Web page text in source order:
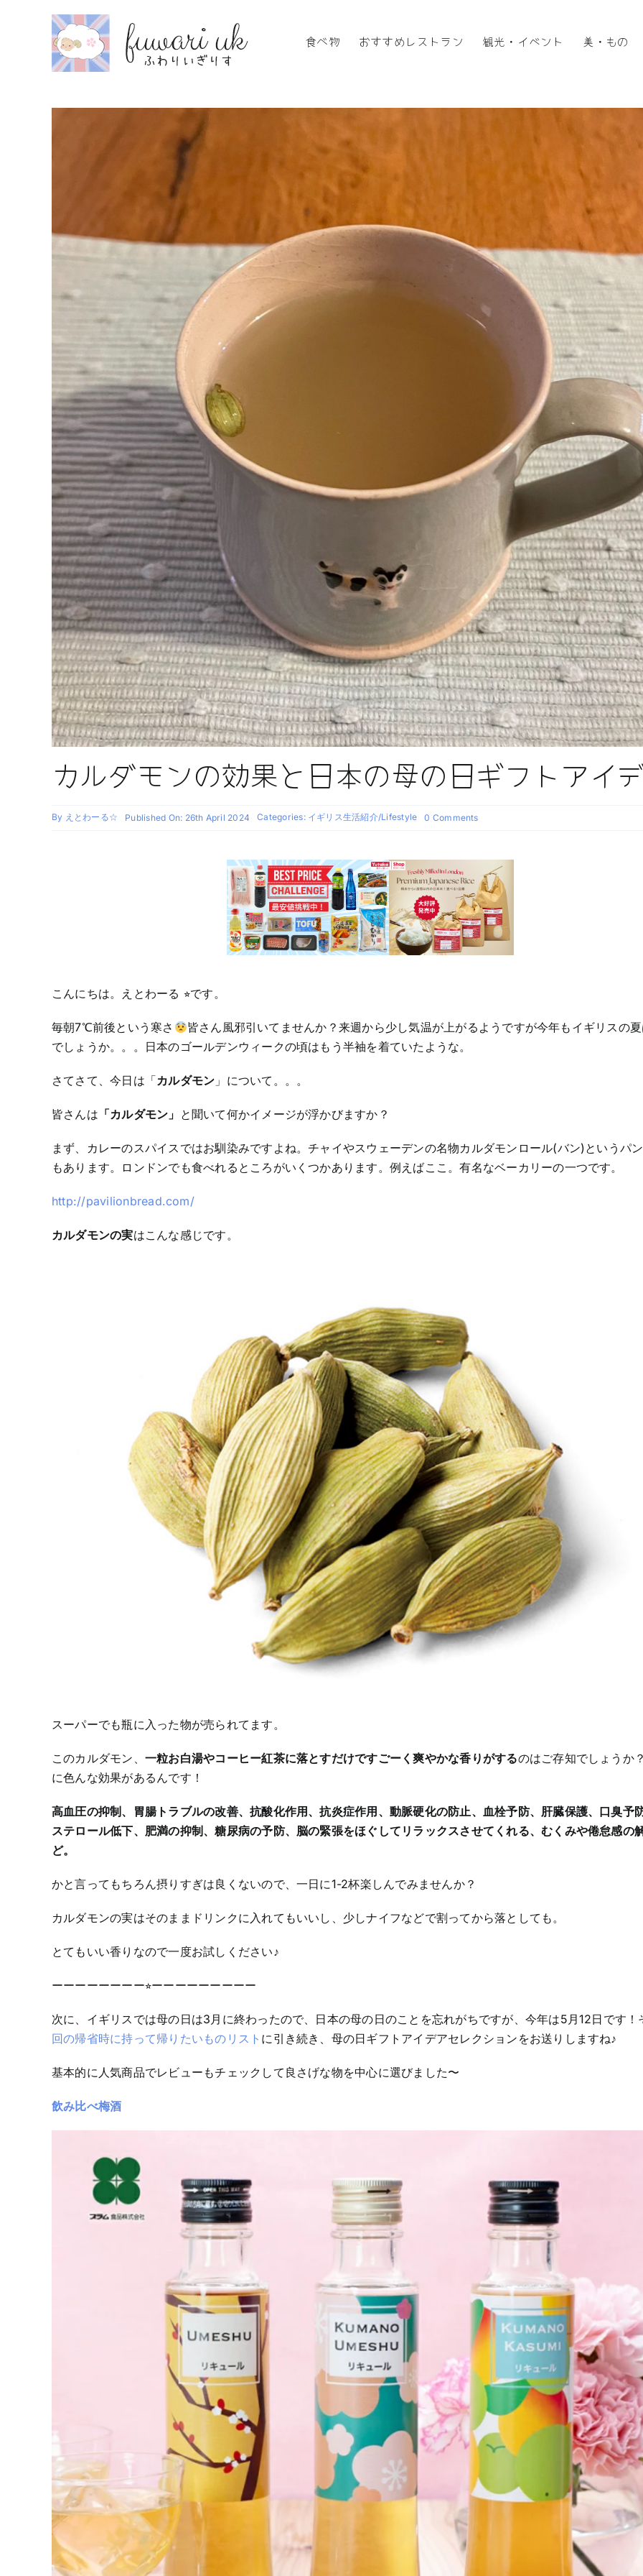
食べ物 おすすめレストラン 観光・イベント 美・もの
カルダモンの効果と日本の母の日ギフトアイ
By えとわーる☆ Published On: 26th April 2024 Categories: イギリス生活紹介/Lifestyle 0 Commentson
ン
の
効
果
と
日
本
フ
ト
こんにちは。えとわーる ⭐︎です。
毎朝7℃前後という寒さ
皆さん風邪引いてませんか？来週から少し気温が上がるようですが今年もイギリスの
でしょうか。。。日本のゴールデンウィークの頃はもう半袖を着ていたような。
さてさて、今日は「カルダモン 」について。。。
皆さんは 「カルダモン」 と聞いて何かイメージが浮かびますか？
まず、カレーのスパイスではお馴染みですよね。チャイやスウェーデンの名物カルダモンロール(バン)というパ
もあります。ロンドンでも食べれるところがいくつかあります。例えばここ。有名なベーカリーの一つです。
http://pavilionbread.com/
カルダモンの実はこんな感じです。
スーパーでも瓶に入った物が売られてます。
このカルダモン、 一粒お白湯やコーヒー紅茶に落とすだけですごーく爽やかな香りがするのはご存知でしょうか
に色んな効果があるんです！
高血圧の抑制、胃腸トラブルの改善、抗酸化作用、抗炎症作用、動脈硬化の防止、血栓予防、肝臓保護、口臭予
ステロール低下、肥満の抑制、糖尿病の予防、脳の緊張をほぐしてリラックスさせてくれる、むくみや倦怠感の
ど。
かと言ってもちろん摂りすぎは良くないので、一日に1-2杯楽しんでみませんか？
カルダモンの実はそのままドリンクに入れてもいいし、少しナイフなどで割ってから落としても。
とてもいい香りなので一度お試しください♪
ーーーーーーーー⭐︎ーーーーーーーーー
次に、イギリスでは母の日は3月に終わったので、日本の母の日のことを忘れがちですが、今年は5月12日です！
回の帰省時に持って帰りたいものリスト に引き続き、母の日ギフトアイデアセレクションをお送りしますね♪
基本的に人気商品でレビューもチェックして良さげな物を中心に選びました〜
飲み比べ梅酒